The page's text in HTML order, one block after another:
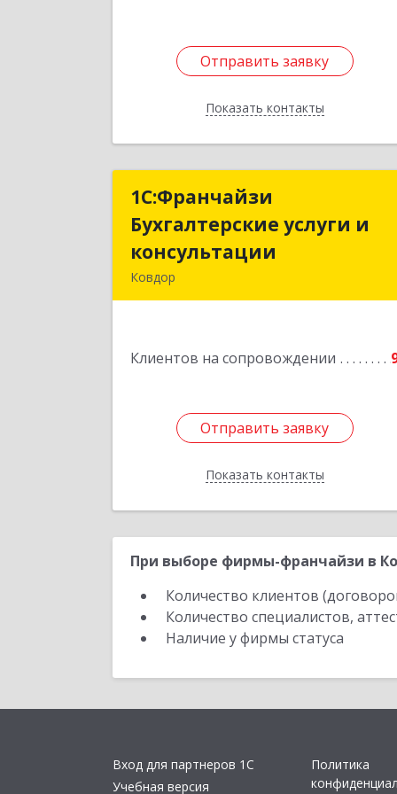
Отправить заявку
Показать контакты
Отправить заявку
Назад
1С:Франчайзи
Бухгалтерские услуги и
консультации
Ковдор
Клиентов на сопровождении
Отправить заявку
Показать контакты
Бухгалтерские услуги
Отправить заявку
Назад
При выборе фирмы-франчайзи в
Количество клиентов
Количество специалистов,
Наличие у фирмы статуса
Вход для партнеров 1С
Учебная версия
Политика